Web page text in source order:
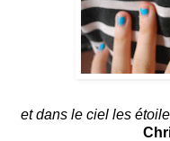
et dans le ciel les